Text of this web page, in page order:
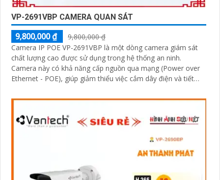
VP-2691VBP CAMERA QUAN SÁT
9,800,000 ₫
9,800,000 ₫
Camera IP POE VP-2691VBP là một dòng camera giám sát
chất lượng cao được sử dụng trong hệ thống an ninh.
Camera này có khả năng cấp nguồn qua mạng (Power over
Ethernet - POE), giúp giảm thiểu việc cắm dây điện và tiết